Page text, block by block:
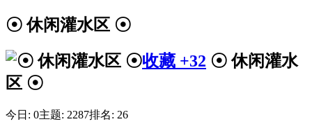
☉ 休闲灌水区 ☉
收藏 +32 ☉ 休闲灌水
区 ☉
今日: 0主题: 2287排名: 26